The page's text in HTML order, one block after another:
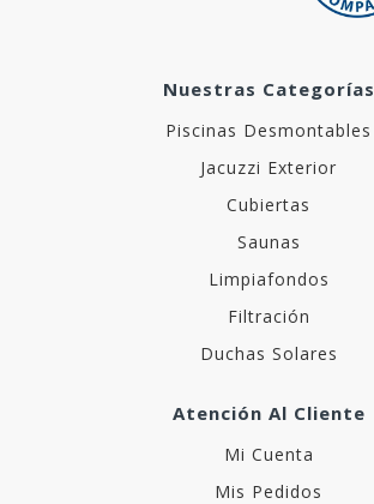
Nuestras Categorías
Piscinas Desmontables
Jacuzzi Exterior
Cubiertas
Saunas
Limpiafondos
Filtración
Duchas Solares
Atención Al Cliente
Mi Cuenta
Mis Pedidos